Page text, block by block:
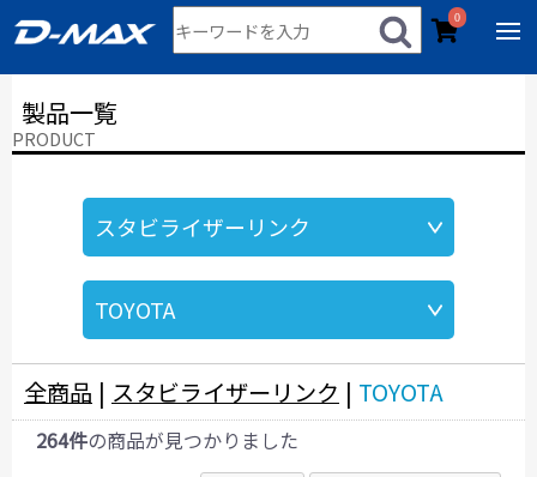
0
製品一覧
PRODUCT
全商品 | スタビライザーリンク | TOYOTA
264件の商品が見つかりました